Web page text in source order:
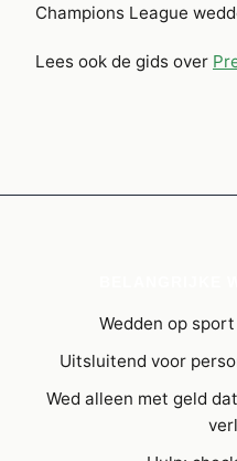
Champions League
Lees ook de gids over
Wedden op
Uitsluitend voor
Wed alleen met geld